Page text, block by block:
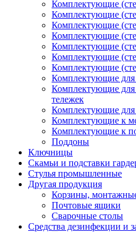
Комплектующие
Комплектующие
Комплектующие
Комплектующие
Комплектующие
Комплектующие
Комплектующие
Комплектующие для
Комплектующие для
тележек
Комплектующие
Комплектующие к
Комплектующие к
Поддоны
Ключницы
Скамьи и подставки
Стулья промышленные
Другая продукция
Корзины,
Почтовые ящики
Сварочные столы
Средства дезинфекции и